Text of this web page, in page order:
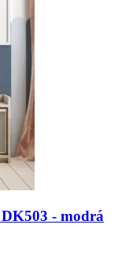
- modrá